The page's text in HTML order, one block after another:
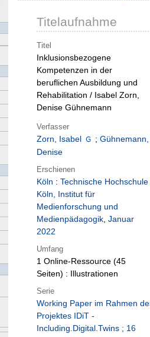
Titelaufnahme
Titel
Inklusionsbezogene
Kompetenzen in der
beruflichen Ausbildung und
Rehabilitation / Isabel Zorn,
Denise Gühnemann
Verfasser
Zorn, Isabel ; Gühnemann,
Denise
Erschienen
Köln : Technische Hochschule
Köln, Institut für
Medienforschung und
Medienpädagogik, Januar
2022
Umfang
1 Online-Ressource (45
Seiten) : Illustrationen
Serie
Working Paper im Rahmen
Projektes IDiT -
Including.Digital.Twins ; 16